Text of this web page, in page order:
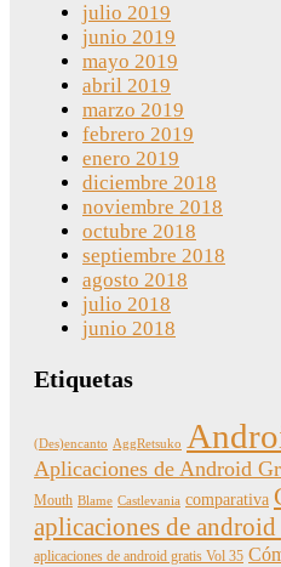
julio 2019
junio 2019
mayo 2019
abril 2019
marzo 2019
febrero 2019
enero 2019
diciembre 2018
noviembre 2018
octubre 2018
septiembre 2018
agosto 2018
julio 2018
junio 2018
Etiquetas
(Des)encanto AggRetsuko
Aplicaciones de Android
Mouth Blame Castlevania comparativa
aplicaciones de
aplicaciones de android gratis Vol 35